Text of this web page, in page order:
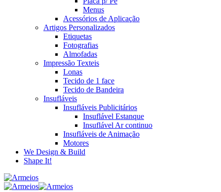
Menus
Acessórios de Aplicação
Artigos Personalizados
Etiquetas
Fotografias
Almofadas
Impressão Texteis
Lonas
Tecido de 1 face
Tecido de Bandeira
Insufláveis
Insufláveis Publicitários
Insuflável Estanque
Insuflável Ar continuo
Insufláveis de Animação
Motores
We Design & Build
Shape It!